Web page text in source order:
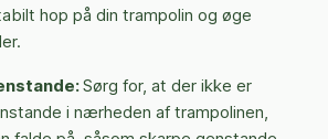
hop på din trampolin og øge
Sørg for, at der ikke er
i nærheden af trampolinen,